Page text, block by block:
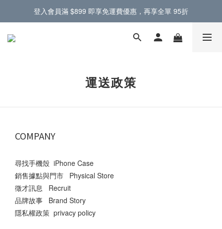
門市提供蘋果原廠零件，電池螢幕現場更換 🔋
登入會員滿 $899 即享免運費優惠，再享全單 95折
門市提供蘋果原廠零件，電池螢幕現場更換 🔋
運送政策
COMPANY
尋找手機殼 iPhone Case
銷售據點與門市 Physical Store
徵才訊息 Recruit
品牌故事 Brand Story
隱私權政策 privacy policy